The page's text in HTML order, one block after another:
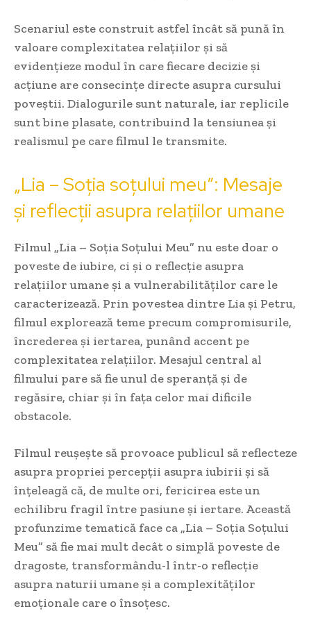
Scenariul este construit astfel încât să pună în
valoare complexitatea relațiilor și să
evidențieze modul în care fiecare decizie și
acțiune are consecințe directe asupra cursului
poveștii. Dialogurile sunt naturale, iar replicile
sunt bine plasate, contribuind la tensiunea și
realismul pe care filmul le transmite.
„Lia – Soția soțului meu”: Mesaje
și reflecții asupra relațiilor umane
Filmul „Lia – Soția Soțului Meu” nu este doar o
poveste de iubire, ci și o reflecție asupra
relațiilor umane și a vulnerabilităților care le
caracterizează. Prin povestea dintre Lia și Petru,
filmul explorează teme precum compromisurile,
încrederea și iertarea, punând accent pe
complexitatea relațiilor. Mesajul central al
filmului pare să fie unul de speranță și de
regăsire, chiar și în fața celor mai dificile
obstacole.
Filmul reușește să provoace publicul să reflecteze
asupra propriei percepții asupra iubirii și să
înțeleagă că, de multe ori, fericirea este un
echilibru fragil între pasiune și iertare. Această
profunzime tematică face ca „Lia – Soția Soțului
Meu” să fie mai mult decât o simplă poveste de
dragoste, transformându-l într-o reflecție
asupra naturii umane și a complexităților
emoționale care o însoțesc.